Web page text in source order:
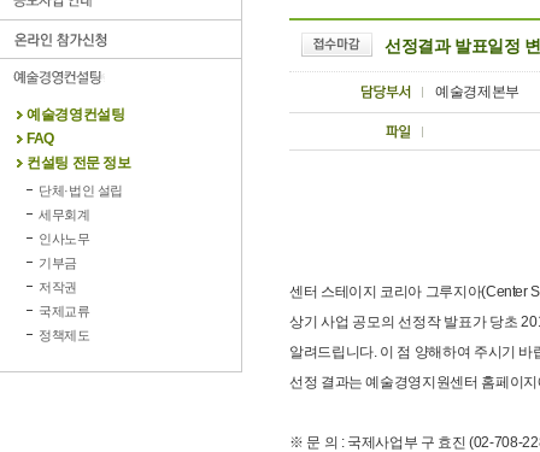
예술경영컨설팅
FAQ
컨설팅 전문 정보
단체·법인 설립
세무회계
인사노무
기부금
저작권
국제교류
정책제도
선정결과 발표일정
예술경제본부
센터 스테이지 코리아 그루지아(Center
상기 사업 공모의 선정작 발표가 당초
알려드립니다. 이 점 양해하여 주시기 바
선정 결과는 예술경영지원센터 홈페이
※ 문 의 : 국제사업부 구 효진 (02-708-